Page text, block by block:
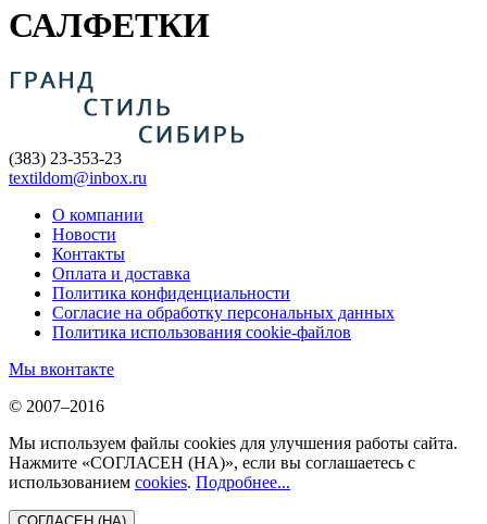
САЛФЕТКИ
(383) 23-353-23
textildom@inbox.ru
О компании
Новости
Контакты
Оплата и доставка
Политика конфиденциальности
Согласие на обработку персональных данных
Политика использования cookie-файлов
Мы вконтакте
© 2007–2016
Мы используем файлы cookies для улучшения работы сайта.
Нажмите «СОГЛАСЕН (НА)», если вы соглашаетесь с
использованием cookies. Подробнее...